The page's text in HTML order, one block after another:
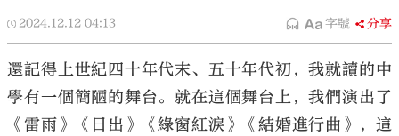
2024.12.12 04:13 字號 分享
還記得上世紀四十年代末、五十年代初，我就讀的中
學有一個簡陋的舞台。就在這個舞台上，我們演出了
《雷雨》《日出》《綠窗紅淚》《結婚進行曲》，這